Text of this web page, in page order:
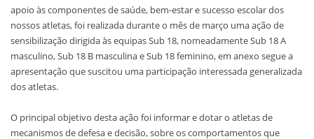
apoio às componentes de saúde, bem-estar e sucesso escolar dos
nossos atletas, foi realizada durante o mês de março uma ação de
sensibilização dirigida às equipas Sub 18, nomeadamente Sub 18 A
masculino, Sub 18 B masculina e Sub 18 feminino, em anexo segue a
apresentação que suscitou uma participação interessada generalizada
dos atletas.
O principal objetivo desta ação foi informar e dotar o atletas de
mecanismos de defesa e decisão, sobre os comportamentos que